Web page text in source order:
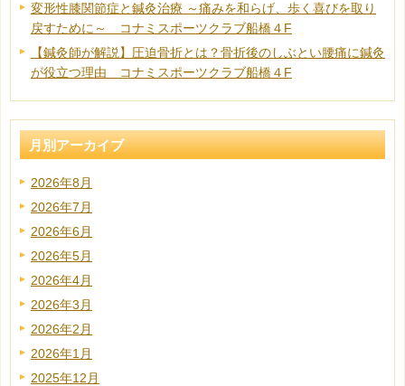
変形性膝関節症と鍼灸治療 ～痛みを和らげ、歩く喜びを取り
戻すために～ コナミスポーツクラブ船橋４F
【鍼灸師が解説】圧迫骨折とは？骨折後のしぶとい腰痛に鍼灸
が役立つ理由 コナミスポーツクラブ船橋４F
月別アーカイブ
2026年8月
2026年7月
2026年6月
2026年5月
2026年4月
2026年3月
2026年2月
2026年1月
2025年12月